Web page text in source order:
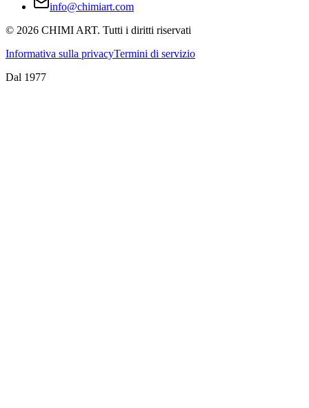
info@chimiart.com
© 2026 CHIMI ART. Tutti i diritti riservati
Informativa sulla privacyTermini di servizio
Dal 1977